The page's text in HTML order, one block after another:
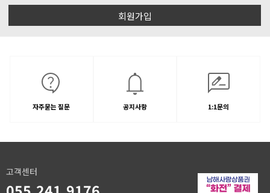
회원가입
자주묻는 질문 공지사항 1:1문의
고객센터